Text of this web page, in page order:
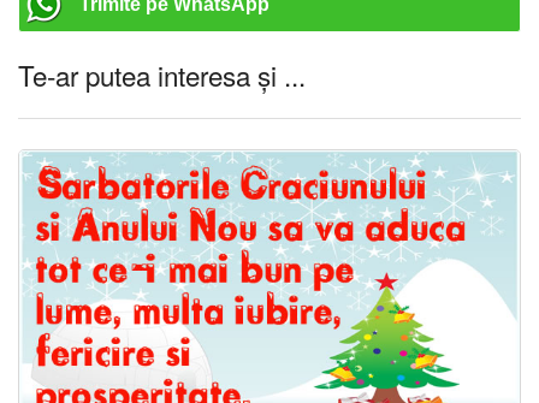
Trimite pe WhatsApp
Te-ar putea interesa și ...